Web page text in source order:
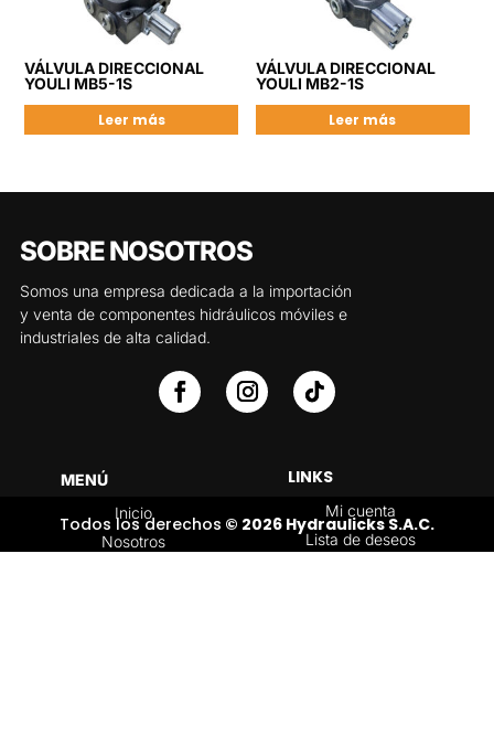
VÁLVULA DIRECCIONAL
YOULI MB5-1S
Leer más
VÁLVULA DIRECCIONAL
YOULI MB2-1S
Leer más
SOBRE NOSOTROS
Somos una empresa dedicada a la importación
y venta de componentes hidráulicos móviles e
industriales de alta calidad.
MENÚ
Inicio
Nosotros
LINKS
Mi cuenta
Lista de deseos
Todos los derechos © 2026 Hydraulicks S.A.C.